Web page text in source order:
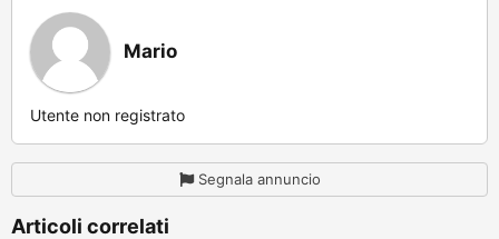
Mario
Utente non registrato
Segnala annuncio
Articoli correlati